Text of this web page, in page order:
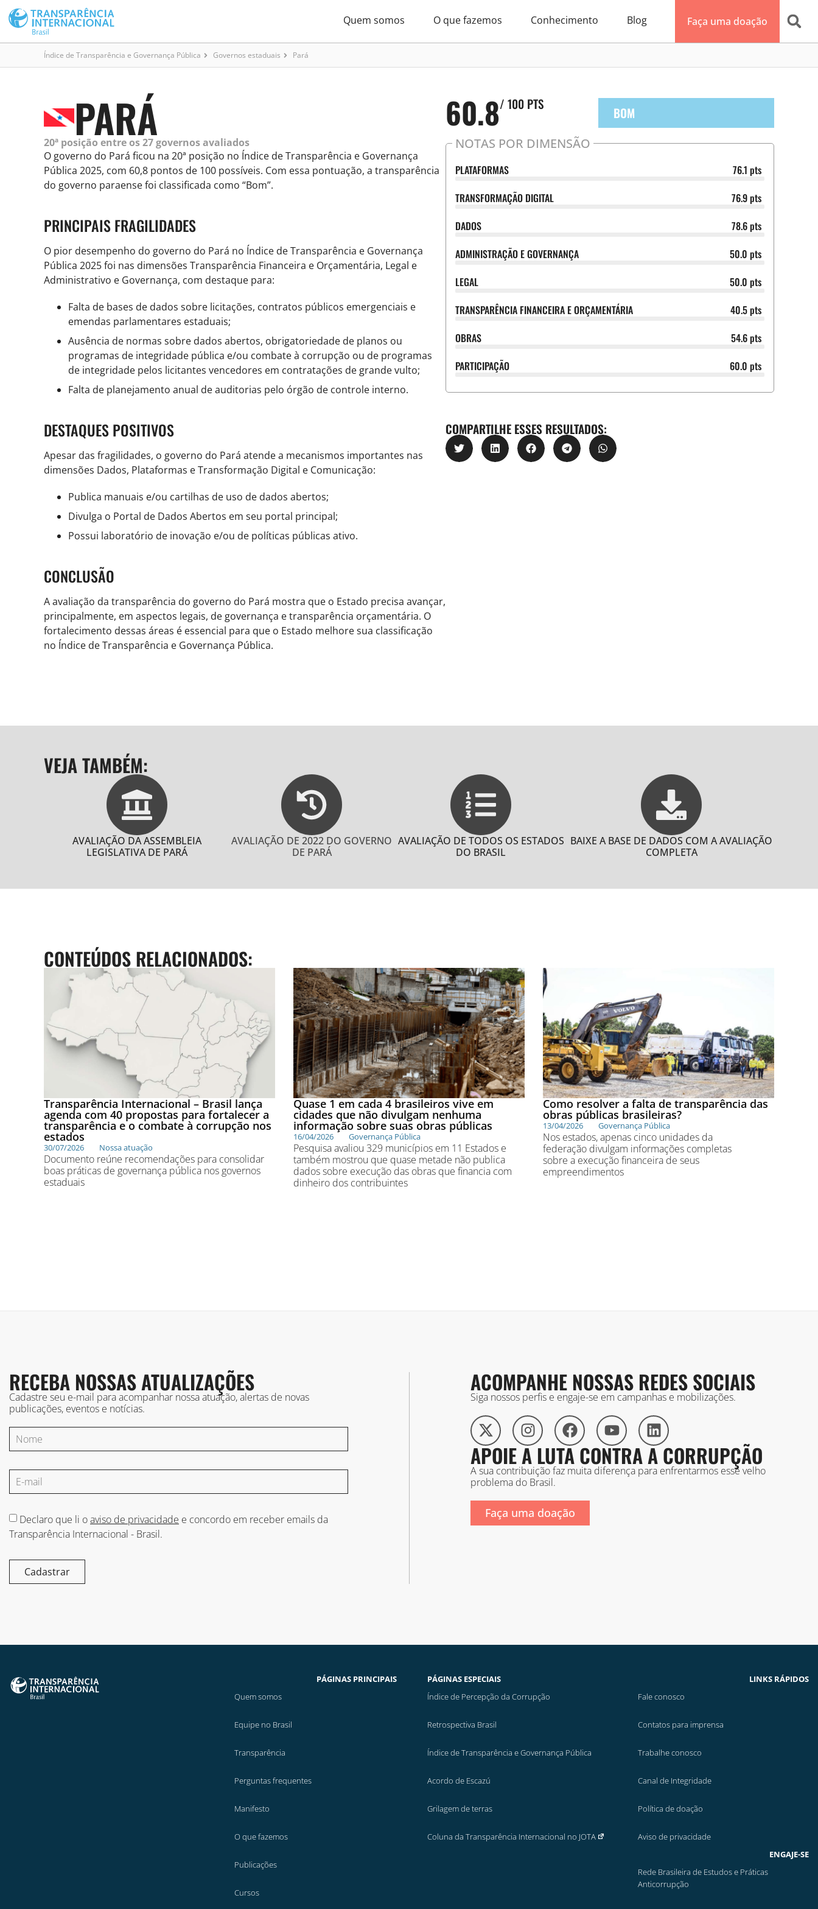
Quem somos O que fazemos Conhecimento Blog Faça uma doação
Índice de Transparência e Governança Pública Governos estaduais Pará
PARÁ
20ª posição entre os 27 governos avaliados
O governo do Pará ficou na 20ª posição no Índice de Transparência e Governança
Pública 2025, com 60,8 pontos de 100 possíveis. Com essa pontuação, a transparência
do governo paraense foi classificada como “Bom”.
PRINCIPAIS FRAGILIDADES
O pior desempenho do governo do Pará no Índice de Transparência e Governança
Pública 2025 foi nas dimensões Transparência Financeira e Orçamentária, Legal e
Administrativo e Governança, com destaque para:
Falta de bases de dados sobre licitações, contratos públicos emergenciais e
emendas parlamentares estaduais;
Ausência de normas sobre dados abertos, obrigatoriedade de planos ou
programas de integridade pública e/ou combate à corrupção ou de programas
de integridade pelos licitantes vencedores em contratações de grande vulto;
Falta de planejamento anual de auditorias pelo órgão de controle interno.
DESTAQUES POSITIVOS
Apesar das fragilidades, o governo do Pará atende a mecanismos importantes nas
dimensões Dados, Plataformas e Transformação Digital e Comunicação:
Publica manuais e/ou cartilhas de uso de dados abertos;
Divulga o Portal de Dados Abertos em seu portal principal;
Possui laboratório de inovação e/ou de políticas públicas ativo.
CONCLUSÃO
A avaliação da transparência do governo do Pará mostra que o Estado precisa avançar,
principalmente, em aspectos legais, de governança e transparência orçamentária. O
fortalecimento dessas áreas é essencial para que o Estado melhore sua classificação
no Índice de Transparência e Governança Pública.
60.8/ 100 PTS
BOM
NOTAS POR DIMENSÃO
76.1 pts
PLATAFORMAS
76.9 pts
TRANSFORMAÇÃO DIGITAL
78.6 pts
DADOS
50.0 pts
ADMINISTRAÇÃO E GOVERNANÇA
50.0 pts
LEGAL
40.5 pts
TRANSPARÊNCIA FINANCEIRA E ORÇAMENTÁRIA
54.6 pts
OBRAS
60.0 pts
PARTICIPAÇÃO
COMPARTILHE ESSES RESULTADOS:
VEJA TAMBÉM:
AVALIAÇÃO DA ASSEMBLEIA
LEGISLATIVA DE PARÁ
AVALIAÇÃO DE 2022 DO GOVERNO
DE PARÁ
AVALIAÇÃO DE TODOS OS ESTADOS
DO BRASIL
BAIXE A BASE DE DADOS COM A AVALIAÇÃO
COMPLETA
CONTEÚDOS RELACIONADOS:
Transparência Internacional – Brasil lança
agenda com 40 propostas para fortalecer a
transparência e o combate à corrupção nos
estados
30/07/2026 Nossa atuação
Documento reúne recomendações para consolidar
boas práticas de governança pública nos governos
estaduais
Quase 1 em cada 4 brasileiros vive em
cidades que não divulgam nenhuma
informação sobre suas obras públicas
16/04/2026 Governança Pública
Pesquisa avaliou 329 municípios em 11 Estados e
também mostrou que quase metade não publica
dados sobre execução das obras que financia com
dinheiro dos contribuintes
Como resolver a falta de transparência das
obras públicas brasileiras?
13/04/2026 Governança Pública
Nos estados, apenas cinco unidades da
federação divulgam informações completas
sobre a execução financeira de seus
empreendimentos
RECEBA NOSSAS ATUALIZAÇÕES
Cadastre seu e-mail para acompanhar nossa atuação, alertas de novas
publicações, eventos e notícias.
Declaro que li oaviso de privacidade e concordo em receber emails da
Transparência Internacional - Brasil.
Cadastrar
ACOMPANHE NOSSAS REDES SOCIAIS
Siga nossos perfis e engaje-se em campanhas e mobilizações.
APOIE A LUTA CONTRA A CORRUPÇÃO
A sua contribuição faz muita diferença para enfrentarmos esse velho
problema do Brasil.
Faça uma doação
PÁGINAS PRINCIPAIS
Quem somos
Equipe no Brasil
Transparência
Perguntas frequentes
Manifesto
O que fazemos
Publicações
Cursos
PÁGINAS ESPECIAIS
Índice de Percepção da Corrupção
Retrospectiva Brasil
Índice de Transparência e Governança Pública
Acordo de Escazú
Grilagem de terras
Coluna da Transparência Internacional no JOTA
LINKS RÁPIDOS
Fale conosco
Contatos para imprensa
Trabalhe conosco
Canal de Integridade
Política de doação
Aviso de privacidade
ENGAJE-SE
Rede Brasileira de Estudos e Práticas
Anticorrupção